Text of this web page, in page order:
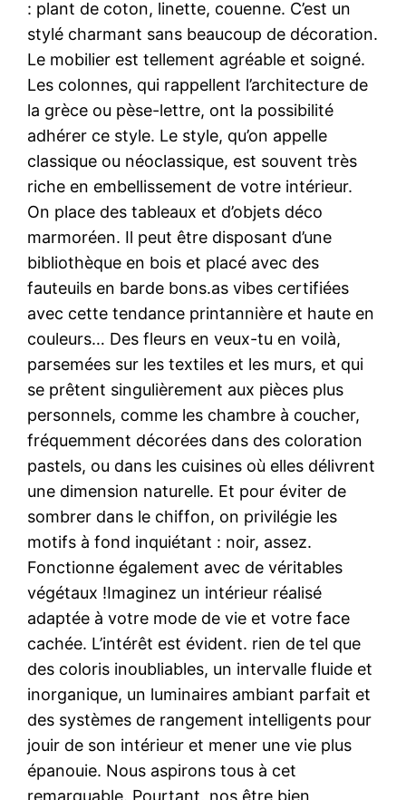
: plant de coton, linette, couenne. C’est un
stylé charmant sans beaucoup de décoration.
Le mobilier est tellement agréable et soigné.
Les colonnes, qui rappellent l’architecture de
la grèce ou pèse-lettre, ont la possibilité
adhérer ce style. Le style, qu’on appelle
classique ou néoclassique, est souvent très
riche en embellissement de votre intérieur.
On place des tableaux et d’objets déco
marmoréen. Il peut être disposant d’une
bibliothèque en bois et placé avec des
fauteuils en barde bons.as vibes certifiées
avec cette tendance printannière et haute en
couleurs… Des fleurs en veux-tu en voilà,
parsemées sur les textiles et les murs, et qui
se prêtent singulièrement aux pièces plus
personnels, comme les chambre à coucher,
fréquemment décorées dans des coloration
pastels, ou dans les cuisines où elles délivrent
une dimension naturelle. Et pour éviter de
sombrer dans le chiffon, on privilégie les
motifs à fond inquiétant : noir, assez.
Fonctionne également avec de véritables
végétaux !Imaginez un intérieur réalisé
adaptée à votre mode de vie et votre face
cachée. L’intérêt est évident. rien de tel que
des coloris inoubliables, un intervalle fluide et
inorganique, un luminaires ambiant parfait et
des systèmes de rangement intelligents pour
jouir de son intérieur et mener une vie plus
épanouie. Nous aspirons tous à cet
remarquable. Pourtant, nos être bien